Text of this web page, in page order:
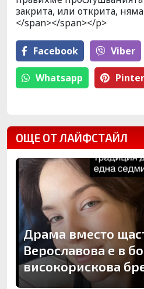
закрита, или открита,
</span></span></p>
Facebook Viber
Whatsapp
ОЩЕ ОТ ЛАЙФСТАЙЛ
Драма вместо
Верославова е в
високорискова